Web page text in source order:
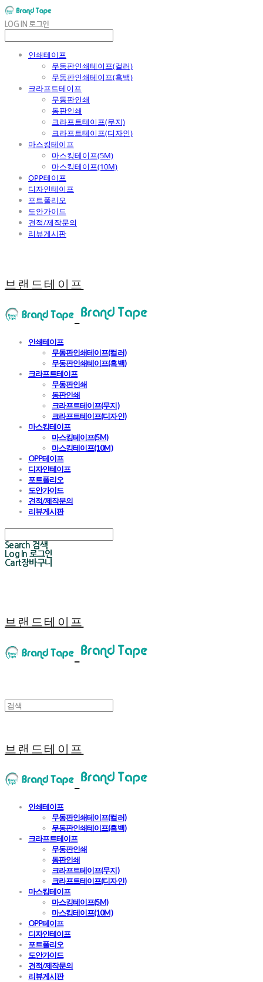
LOG IN 로그인
인쇄테이프
무동판인쇄테이프(컬러)
무동판인쇄테이프(흑백)
크라프트테이프
무동판인쇄
동판인쇄
크라프트테이프(무지)
크라프트테이프(디자인)
마스킹테이프
마스킹테이프(5M)
마스킹테이프(10M)
OPP테이프
디자인테이프
포트폴리오
도안가이드
견적/제작문의
리뷰게시판
브랜드테이프
인쇄테이프
무동판인쇄테이프(컬러)
무동판인쇄테이프(흑백)
크라프트테이프
무동판인쇄
동판인쇄
크라프트테이프(무지)
크라프트테이프(디자인)
마스킹테이프
마스킹테이프(5M)
마스킹테이프(10M)
OPP테이프
디자인테이프
포트폴리오
도안가이드
견적/제작문의
리뷰게시판
Search 검색
Log In 로그인
Cart장바구니
브랜드테이프
브랜드테이프
인쇄테이프
무동판인쇄테이프(컬러)
무동판인쇄테이프(흑백)
크라프트테이프
무동판인쇄
동판인쇄
크라프트테이프(무지)
크라프트테이프(디자인)
마스킹테이프
마스킹테이프(5M)
마스킹테이프(10M)
OPP테이프
디자인테이프
포트폴리오
도안가이드
견적/제작문의
리뷰게시판